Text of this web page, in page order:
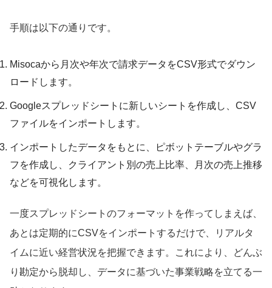
手順は以下の通りです。
Misocaから月次や年次で請求データをCSV形式でダウン
ロードします。
Googleスプレッドシートに新しいシートを作成し、CSV
ファイルをインポートします。
インポートしたデータをもとに、ピボットテーブルやグラ
フを作成し、クライアント別の売上比率、月次の売上推移
などを可視化します。
一度スプレッドシートのフォーマットを作ってしまえば、
あとは定期的にCSVをインポートするだけで、リアルタ
イムに近い経営状況を把握できます。これにより、どんぶ
り勘定から脱却し、データに基づいた事業戦略を立てる一